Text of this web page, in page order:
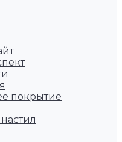
покрытие